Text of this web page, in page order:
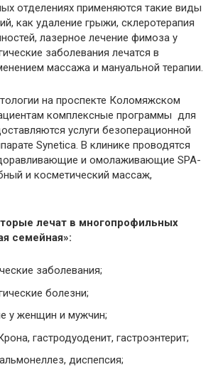
отделениях применяются такие виды
как удаление грыжи, склеротерапия
лазерное лечение фимоза у
заболевания лечатся в
массажа и мануальной терапии.
на проспекте Коломяжском
комплексные программы для
услуги безоперационной
Synetica. В клинике проводятся
и омолаживающие SPA-
и косметический массаж,
лечат в многопрофильных
семейная»:
заболевания;
болезни;
у женщин и мужчин;
гастродуоденит, гастроэнтерит;
диспепсия;